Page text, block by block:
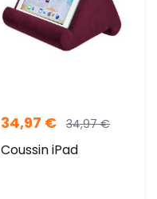
34,97 € 34,97€
Coussin iPad